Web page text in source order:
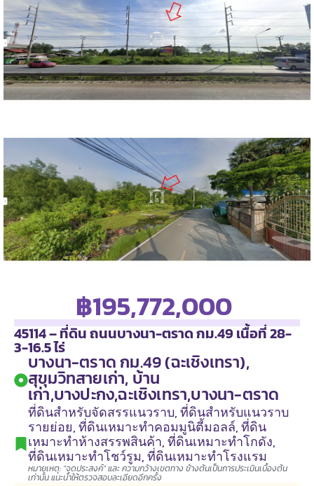
฿195,772,000
45114 – ที่ดิน ถนนบางนา-ตราด กม.49 เนื้อที่ 28-
3-16.5 ไร่
บางนา-ตราด กม.49 (ฉะเชิงเทรา),
สุขุมวิทสายเก่า, บ้าน
เก่า,บางปะกง,ฉะเชิงเทรา,บางนา-ตราด
ที่ดินสำหรับจัดสรรแนวราบ,ที่ดินสำหรับแนวราบ
รายย่อย,ที่ดินเหมาะทำคอมมูนิตี้มอลล์,ที่ดิน
เหมาะทำห้างสรรพสินค้า,ที่ดินเหมาะทำโกดัง,
ที่ดินเหมาะทำโชว์รูม,ที่ดินเหมาะทำโรงแรม
หมายเหตุ: "จุดประสงค์" และ ความกว้างเขตทาง ข้างต้นเป็นการประเมินเบื้องต้น
เท่านั้น แนะนำให้ตรวจสอบละเอียดอีกครั้ง